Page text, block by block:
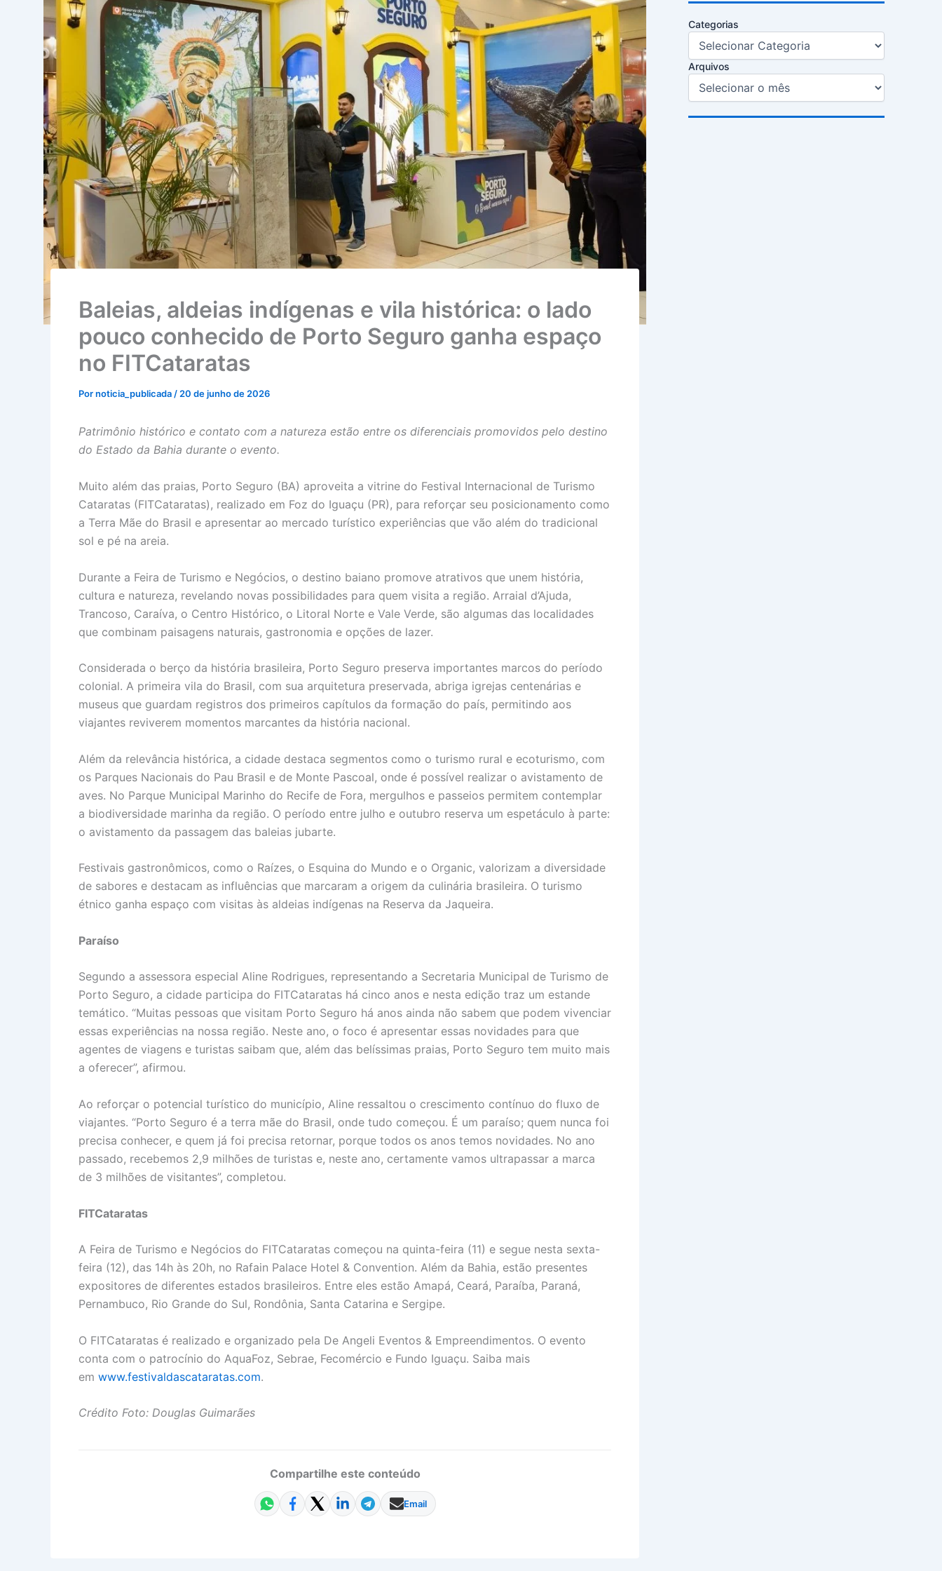
Baleias, aldeias indígenas e vila histórica: o lado
pouco conhecido de Porto Seguro ganha espaço
no FITCataratas
Pornoticia_publicada/20 de junho de 2026
Patrimônio histórico e contato com a natureza estão entre os diferenciais promovidos pelo destino
do Estado da Bahia durante o evento.
Muito além das praias, Porto Seguro (BA) aproveita a vitrine do Festival Internacional de Turismo
Cataratas (FITCataratas), realizado em Foz do Iguaçu (PR), para reforçar seu posicionamento como
a Terra Mãe do Brasil e apresentar ao mercado turístico experiências que vão além do tradicional
sol e pé na areia.
Durante a Feira de Turismo e Negócios, o destino baiano promove atrativos que unem história,
cultura e natureza, revelando novas possibilidades para quem visita a região. Arraial d’Ajuda,
Trancoso, Caraíva, o Centro Histórico, o Litoral Norte e Vale Verde, são algumas das localidades
que combinam paisagens naturais, gastronomia e opções de lazer.
Considerada o berço da história brasileira, Porto Seguro preserva importantes marcos do período
colonial. A primeira vila do Brasil, com sua arquitetura preservada, abriga igrejas centenárias e
museus que guardam registros dos primeiros capítulos da formação do país, permitindo aos
viajantes reviverem momentos marcantes da história nacional.
Além da relevância histórica, a cidade destaca segmentos como o turismo rural e ecoturismo, com
os Parques Nacionais do Pau Brasil e de Monte Pascoal, onde é possível realizar o avistamento de
aves. No Parque Municipal Marinho do Recife de Fora, mergulhos e passeios permitem contemplar
a biodiversidade marinha da região. O período entre julho e outubro reserva um espetáculo à parte:
o avistamento da passagem das baleias jubarte.
Festivais gastronômicos, como o Raízes, o Esquina do Mundo e o Organic, valorizam a diversidade
de sabores e destacam as influências que marcaram a origem da culinária brasileira. O turismo
étnico ganha espaço com visitas às aldeias indígenas na Reserva da Jaqueira.
Paraíso
Segundo a assessora especial Aline Rodrigues, representando a Secretaria Municipal de Turismo de
Porto Seguro, a cidade participa do FITCataratas há cinco anos e nesta edição traz um estande
temático. “Muitas pessoas que visitam Porto Seguro há anos ainda não sabem que podem vivenciar
essas experiências na nossa região. Neste ano, o foco é apresentar essas novidades para que
agentes de viagens e turistas saibam que, além das belíssimas praias, Porto Seguro tem muito mais
a oferecer”, afirmou.
Ao reforçar o potencial turístico do município, Aline ressaltou o crescimento contínuo do fluxo de
viajantes. “Porto Seguro é a terra mãe do Brasil, onde tudo começou. É um paraíso; quem nunca foi
precisa conhecer, e quem já foi precisa retornar, porque todos os anos temos novidades. No ano
passado, recebemos 2,9 milhões de turistas e, neste ano, certamente vamos ultrapassar a marca
de 3 milhões de visitantes”, completou.
FITCataratas
A Feira de Turismo e Negócios do FITCataratas começou na quinta-feira (11) e segue nesta sexta-
feira (12), das 14h às 20h, no Rafain Palace Hotel & Convention. Além da Bahia, estão presentes
expositores de diferentes estados brasileiros. Entre eles estão Amapá, Ceará, Paraíba, Paraná,
Pernambuco, Rio Grande do Sul, Rondônia, Santa Catarina e Sergipe.
O FITCataratas é realizado e organizado pela De Angeli Eventos & Empreendimentos. O evento
conta com o patrocínio do AquaFoz, Sebrae, Fecomércio e Fundo Iguaçu. Saiba mais
em www.festivaldascataratas.com.
Crédito Foto: Douglas Guimarães
Compartilhe este conteúdo
Email
Categorias
Arquivos